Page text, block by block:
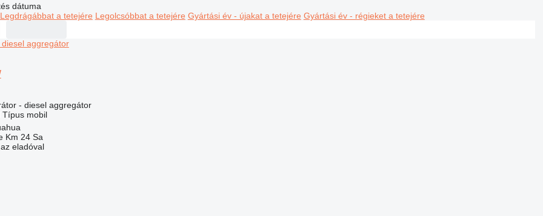
dátuma
Legdrágábbat a tetejére Legolcsóbbat a tetejére Gyártási év - újakat a tetejére Gyártási év - régieket a tetejére
- diesel aggregátor
Típus mobil
Km 24 Sa
eladóval